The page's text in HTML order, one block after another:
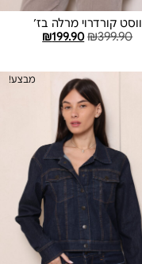
ווסט קורדרוי מרלה בז׳
₪399.90
₪199.90
מבצע!